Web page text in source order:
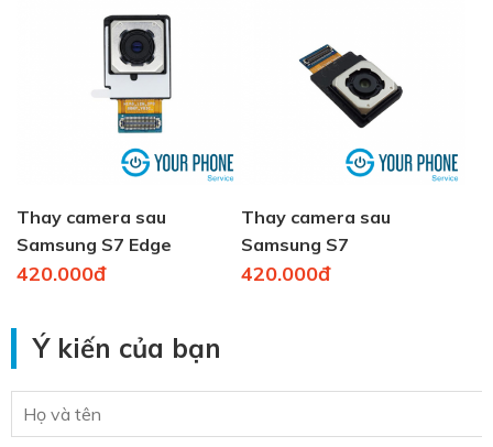
Thay camera sau
Samsung S7 Edge
420.000đ
Thay camera sau
Samsung S7
420.000đ
Ý kiến của bạn